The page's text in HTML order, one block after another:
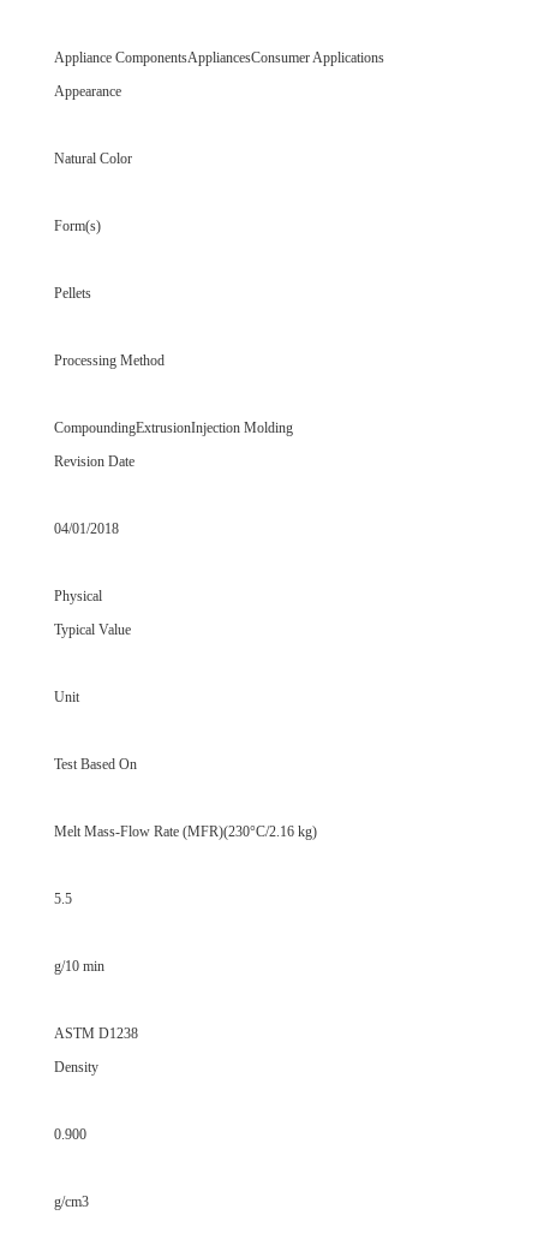
Appliance ComponentsAppliancesConsumer Applications
Appearance
Natural Color
Form(s)
Pellets
Processing Method
CompoundingExtrusionInjection Molding
Revision Date
04/01/2018
Physical
Typical Value
Unit
Test Based On
Melt Mass-Flow Rate (MFR)(230°C/2.16 kg)
5.5
g/10 min
ASTM D1238
Density
0.900
g/cm3